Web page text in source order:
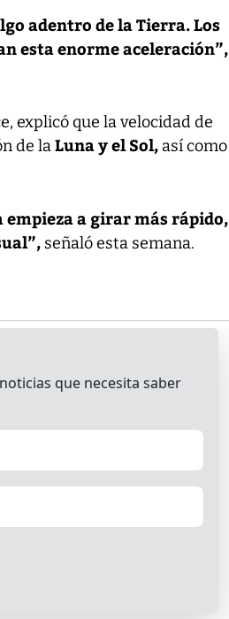
adentro de la Tierra. Los
esta enorme aceleración”,
explicó que la velocidad de
de laLuna y el Sol, así como
empieza a girar más rápido,
señaló esta semana.